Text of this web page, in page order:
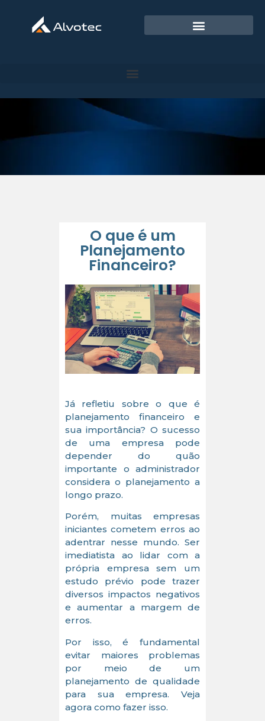
O que é um
Planejamento
Financeiro?
Já refletiu sobre o que é
planejamento financeiro e
sua importância? O sucesso
de uma empresa pode
depender do quão
importante o administrador
considera o planejamento a
longo prazo.
Porém, muitas empresas
iniciantes cometem erros ao
adentrar nesse mundo. Ser
imediatista ao lidar com a
própria empresa sem um
estudo prévio pode trazer
diversos impactos negativos
e aumentar a margem de
erros.
Por isso, é fundamental
evitar maiores problemas
por meio de um
planejamento de qualidade
para sua empresa. Veja
agora como fazer isso.